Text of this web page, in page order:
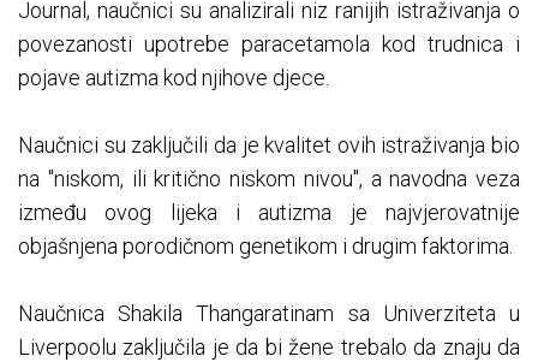
Journal, naučnici su analizirali niz ranijih istraživanja o
povezanosti upotrebe paracetamola kod trudnica i
pojave autizma kod njihove djece.
Naučnici su zaključili da je kvalitet ovih istraživanja bio
na "niskom, ili kritično niskom nivou", a navodna veza
između ovog lijeka i autizma je najvjerovatnije
objašnjena porodičnom genetikom i drugim faktorima.
Naučnica Shakila Thangaratinam sa Univerziteta u
Liverpoolu zaključila je da bi žene trebalo da znaju da